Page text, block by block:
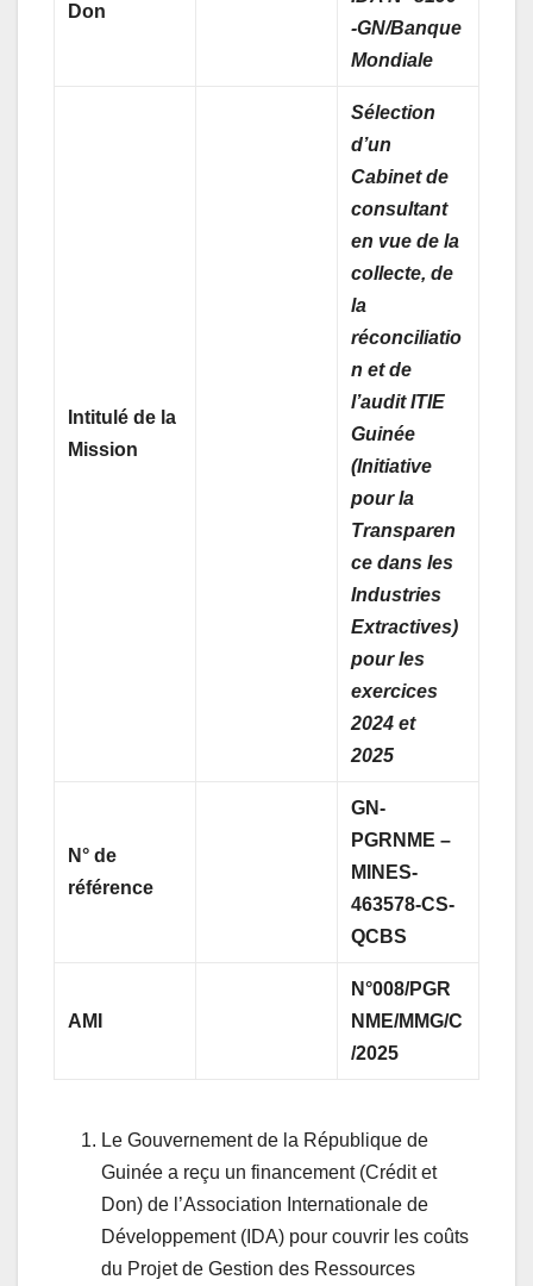
Don
-GN/Banque
Mondiale
Intitulé de la
Mission
Sélection
d’un
Cabinet de
consultant
en vue de la
collecte, de
la
réconciliatio
n et de
l’audit ITIE
Guinée
(Initiative
pour la
Transparen
ce dans les
Industries
Extractives)
pour les
exercices
2024 et
2025
N° de
référence
GN-
PGRNME –
MINES-
463578-CS-
QCBS
AMI
N°008/PGR
NME/MMG/C
/2025
Le Gouvernement de la République de
Guinée a reçu un financement (Crédit et
Don) de l’Association Internationale de
Développement (IDA) pour couvrir les coûts
du Projet de Gestion des Ressources